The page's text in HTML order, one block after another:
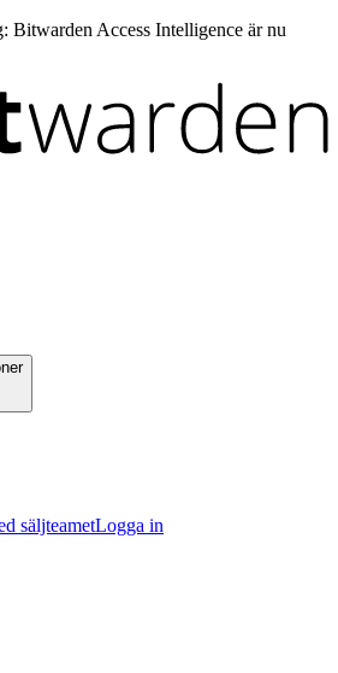
Bitwarden Access Intelligence är nu
säljteametLogga in